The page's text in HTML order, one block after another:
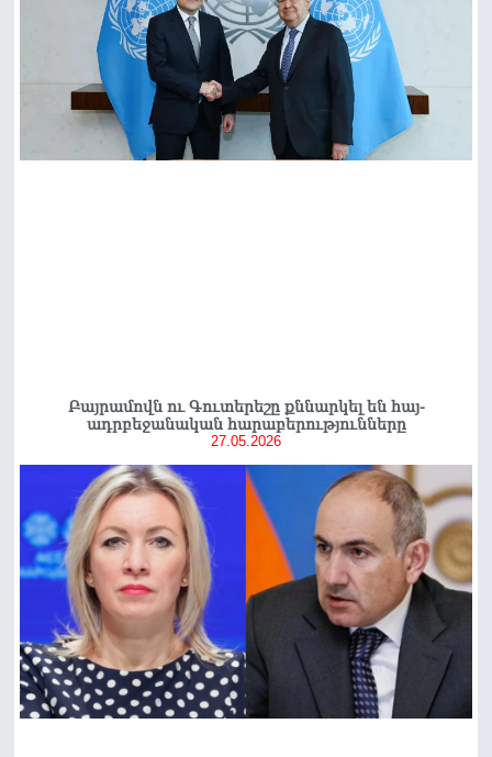
Բայրամովն ու Գուտերեշը քննարկել են հայ-
ադրբեջանական հարաբերությունները
27.05.2026